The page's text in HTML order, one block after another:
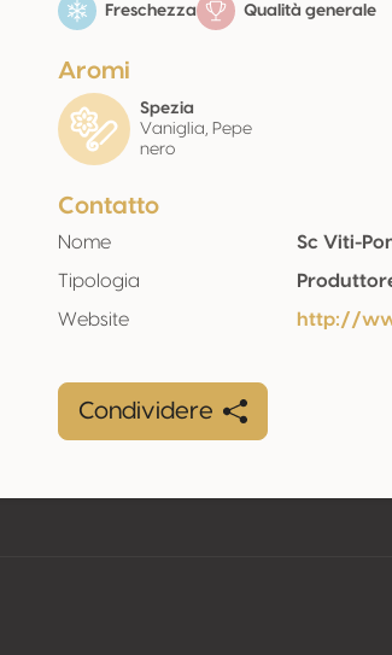
Freschezza Qualità generale
Aromi
Spezia
Vaniglia, Pepe
nero
Contatto
Nome
Sc Viti-
Tipologia
Website
http://
Condividere